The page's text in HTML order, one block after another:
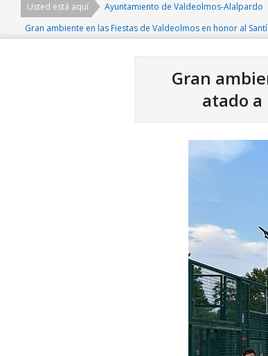
Menu
Usted está aquí Ayuntamiento de Valdeolmos-Alalpardo
Gran ambiente en las Fiestas de Valdeolmos en honor al
Gran
atado a